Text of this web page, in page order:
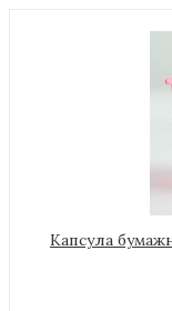
Капсула